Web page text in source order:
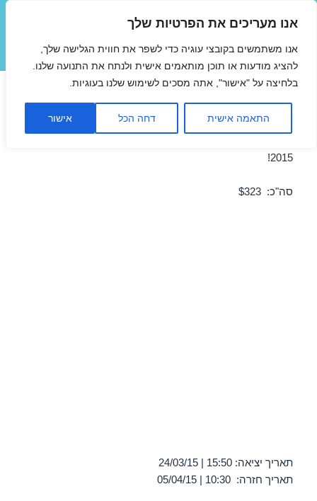
אנו מעריכים את הפרטיות שלך
אנו משתמשים בקובצי עוגיה כדי לשפר את חווית הגלישה שלך,
להציג מודעות או תוכן מותאמים אישית ולנתח את התנועה שלנו.
בלחיצה על "אישור", אתה מסכים לשימוש שלנו בעוגיות.
התאמה אישית דחה הכל אישור
תפריטים
ווידג'טים
טיסה לוינה 24/03/2015
2015!
סה"כ: $323
תאריך יציאה: 15:50 | 24/03/15
תאריך חזרה: 10:30 | 05/04/15